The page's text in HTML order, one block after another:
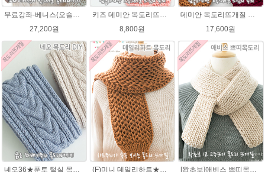
무료강좌-베니스(오슬로울)목도리뜨기 DIY 패키지(줄바늘 포함) 그라데이션목도리
27,200원
키즈 데미안 목도리뜨개질 패키지 (댄디울2볼+도안) 아기목도리뜨기
8,800원
데미안 목도리뜨개질 패키지 (댄디울4볼+도안+줄바늘8호)
17,600원
네오36★푼토 털실 목도리뜨개질 손뜨개
(F)미니 데일리하트★댄디울 목도리뜨기(유료강좌) 미니목도리뜨기 뜨개질
[왕초보]애비스 쁘띠목도리★발렌타인울 15코 DIY 목도리뜨개질